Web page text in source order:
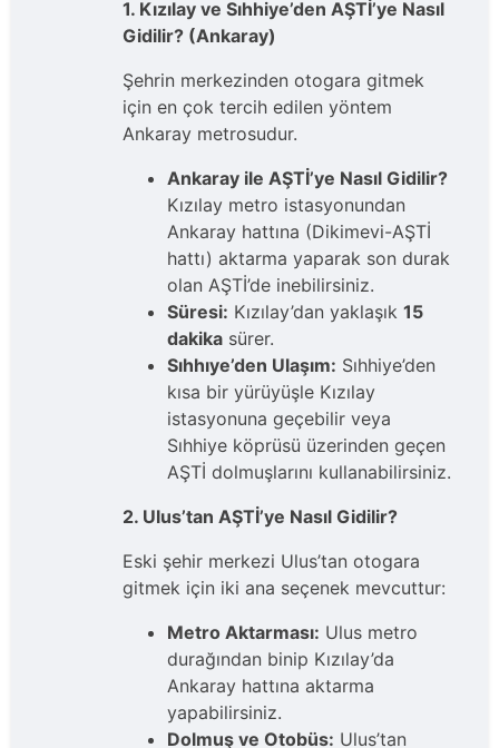
1. Kızılay ve Sıhhiye’den AŞTİ’ye Nasıl
Gidilir? (Ankaray)
Şehrin merkezinden otogara gitmek
için en çok tercih edilen yöntem
Ankaray metrosudur.
Ankaray ile AŞTİ’ye Nasıl Gidilir?
Kızılay metro istasyonundan
Ankaray hattına (Dikimevi-AŞTİ
hattı) aktarma yaparak son durak
olan AŞTİ’de inebilirsiniz.
Süresi: Kızılay’dan yaklaşık 15
dakika sürer.
Sıhhıye’den Ulaşım: Sıhhiye’den
kısa bir yürüyüşle Kızılay
istasyonuna geçebilir veya
Sıhhiye köprüsü üzerinden geçen
AŞTİ dolmuşlarını kullanabilirsiniz.
2. Ulus’tan AŞTİ’ye Nasıl Gidilir?
Eski şehir merkezi Ulus’tan otogara
gitmek için iki ana seçenek mevcuttur:
Metro Aktarması: Ulus metro
durağından binip Kızılay’da
Ankaray hattına aktarma
yapabilirsiniz.
Dolmuş ve Otobüs: Ulus’tan